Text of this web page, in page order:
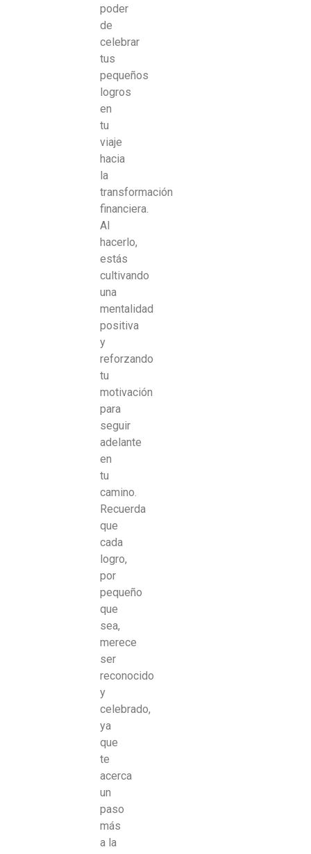
poder
de
celebrar
tus
pequeños
logros
en
tu
viaje
hacia
la
transformación
financiera.
Al
hacerlo,
estás
cultivando
una
mentalidad
positiva
y
reforzando
tu
motivación
para
seguir
adelante
en
tu
camino.
Recuerda
que
cada
logro,
por
pequeño
que
sea,
merece
ser
reconocido
y
celebrado,
ya
que
te
acerca
un
paso
más
a la